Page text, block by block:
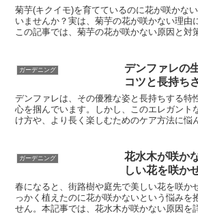
菊芋(キクイモ)を育てているのに花が咲かな
いませんか？実は、菊芋の花が咲かない理由
この記事では、菊芋の花が咲かない原因と対
ガーデニング
デンファレの
コツと長持ち
デンファレは、その優雅な姿と長持ちする特
心を掴んでいます。しかし、このエレガント
け方や、より長く楽しむためのケア方法に悩
ガーデニング
花水木が咲か
しい花を咲か
春になると、街路樹や庭先で美しい花を咲か
っかく植えたのに花が咲かないという悩みを
せん。本記事では、花水木が咲かない原因を